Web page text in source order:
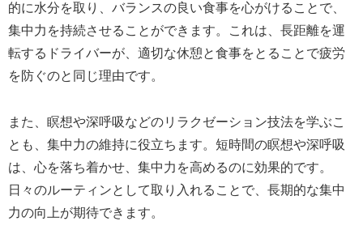
的に水分を取り、バランスの良い食事を心がけることで、
集中力を持続させることができます。これは、長距離を運
転するドライバーが、適切な休憩と食事をとることで疲労
を防ぐのと同じ理由です。
また、瞑想や深呼吸などのリラクゼーション技法を学ぶこ
とも、集中力の維持に役立ちます。短時間の瞑想や深呼吸
は、心を落ち着かせ、集中力を高めるのに効果的です。
日々のルーティンとして取り入れることで、長期的な集中
力の向上が期待できます。